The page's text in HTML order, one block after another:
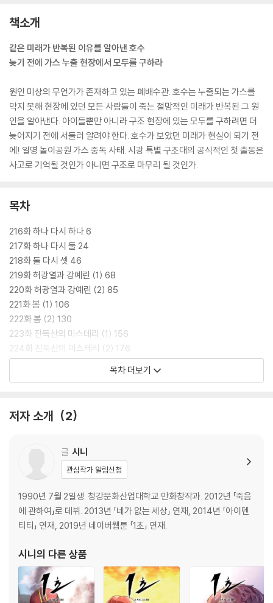
책소개
같은 미래가 반복된 이유를 알아낸 호수
늦기 전에 가스 누출 현장에서 모두를 구하라
원인 미상의 무언가가 존재하고 있는 폐배수관. 호수는 누출되는 가스를
막지 못해 현장에 있던 모든 사람들이 죽는 절망적인 미래가 반복된 그 원
인을 알아낸다. 아이들뿐만 아니라 구조 현장에 있는 모두를 구하려면 더
늦어지기 전에 서둘러 알려야 한다. 호수가 보았던 미래가 현실이 되기 전
에! 일명 놀이공원 가스 중독 사태. 시광 특별 구조대의 공식적인 첫 출동은
사고로 기억될 것인가 아니면 구조로 마무리 될 것인가.
목차
216화 하나 다시 하나 6
217화 하나 다시 둘 24
218화 둘 다시 셋 46
219화 허광열과 강예린 (1) 68
220화 허광열과 강예린 (2) 85
221화 봄 (1) 106
222화 봄 (2) 130
223화 진둑산의 미스테리 (1) 156
224화 진둑산의 미스테리 (2) 176
225화 진둑산의 미스테리 (3) 198
226화 진둑산의 미스테리 (4) 214
229화 X 280
목차 더보기
저자 소개 2
글 시니
관심작가 알림신청
1990년 7월 2일생. 청강문화산업대학교 만화창작과. 2012년 「죽음
에 관하여」로 데뷔. 2013년 「네가 없는 세상」 연재, 2014년 「아이덴
티티」 연재, 2019년 네이버웹툰 「1초」 연재.
시니 의 다른 상품